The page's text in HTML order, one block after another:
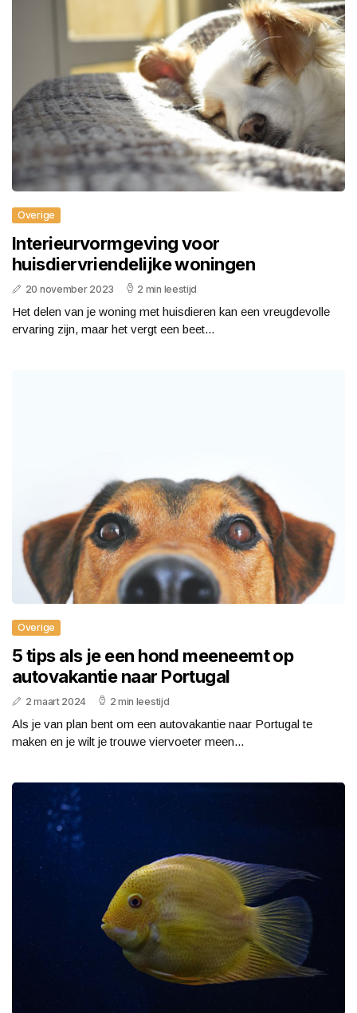
Overige
Interieurvormgeving voor
huisdiervriendelijke woningen
20 november 2023 2 min leestijd
Het delen van je woning met huisdieren kan een vreugdevolle
ervaring zijn, maar het vergt een beet...
Overige
5 tips als je een hond meeneemt op
autovakantie naar Portugal
2 maart 2024 2 min leestijd
Als je van plan bent om een autovakantie naar Portugal te
maken en je wilt je trouwe viervoeter meen...